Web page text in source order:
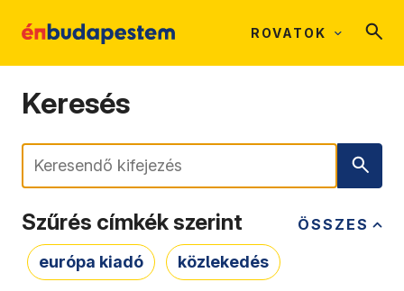
ROVATOK
Keresés
Keresés
ÖSSZES
Szűrés címkék szerint
európa kiadó közlekedés